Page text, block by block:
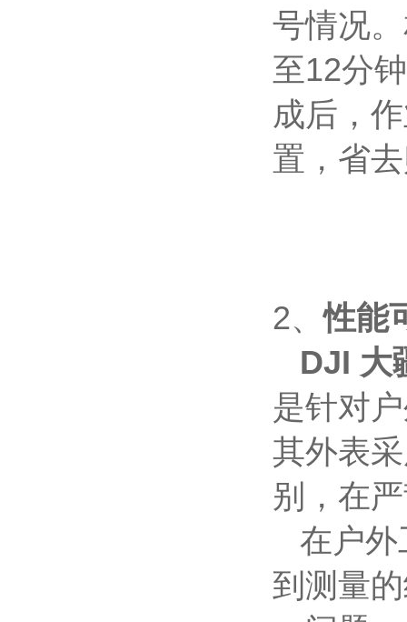
号情况
至12分
成后，
置，省
2、性能
DJI 大
是针对
其外表
别，在
在户外
到测量